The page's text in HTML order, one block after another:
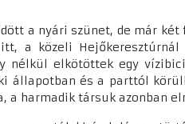
a nyári szünet, de már
a közeli
nélkül elkötöttek egy
állapotban és a parttól
a harmadik társuk azonban